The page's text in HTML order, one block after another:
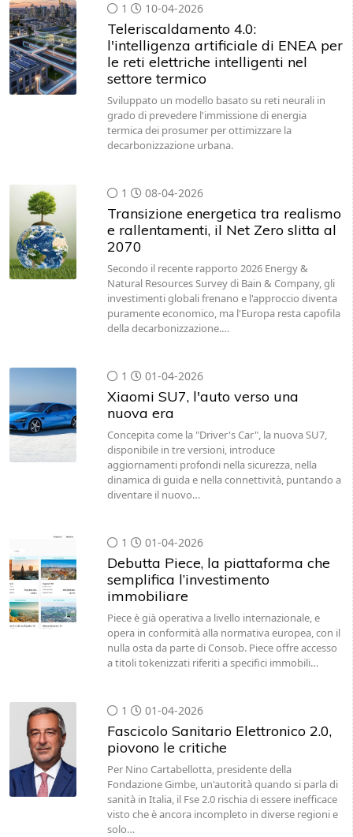
1 10-04-2026
Teleriscaldamento 4.0:
l'intelligenza artificiale di ENEA per
le reti elettriche intelligenti nel
settore termico
Sviluppato un modello basato su reti neurali in
grado di prevedere l'immissione di energia
termica dei prosumer per ottimizzare la
decarbonizzazione urbana.
1 08-04-2026
Transizione energetica tra realismo
e rallentamenti, il Net Zero slitta al
2070
Secondo il recente rapporto 2026 Energy &
Natural Resources Survey di Bain & Company, gli
investimenti globali frenano e l'approccio diventa
puramente economico, ma l'Europa resta capofila
della decarbonizzazione.…
1 01-04-2026
Xiaomi SU7, l'auto verso una
nuova era
Concepita come la "Driver's Car", la nuova SU7,
disponibile in tre versioni, introduce
aggiornamenti profondi nella sicurezza, nella
dinamica di guida e nella connettività, puntando a
diventare il nuovo…
1 01-04-2026
Debutta Piece, la piattaforma che
semplifica l’investimento
immobiliare
Piece è già operativa a livello internazionale, e
opera in conformità alla normativa europea, con il
nulla osta da parte di Consob. Piece offre accesso
a titoli tokenizzati riferiti a specifici immobili…
1 01-04-2026
Fascicolo Sanitario Elettronico 2.0,
piovono le critiche
Per Nino Cartabellotta, presidente della
Fondazione Gimbe, un'autorità quando si parla di
sanità in Italia, il Fse 2.0 rischia di essere inefficace
visto che è ancora incompleto in diverse regioni e
solo…